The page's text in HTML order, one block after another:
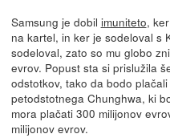
Samsung je dobil imuniteto,
na kartel, in ker je sodeloval s
sodeloval, zato so mu globo
evrov. Popust sta si prislužila
odstotkov, tako da bodo
petodstotnega Chunghwa, ki
mora plačati 300 milijonov
milijonov evrov.